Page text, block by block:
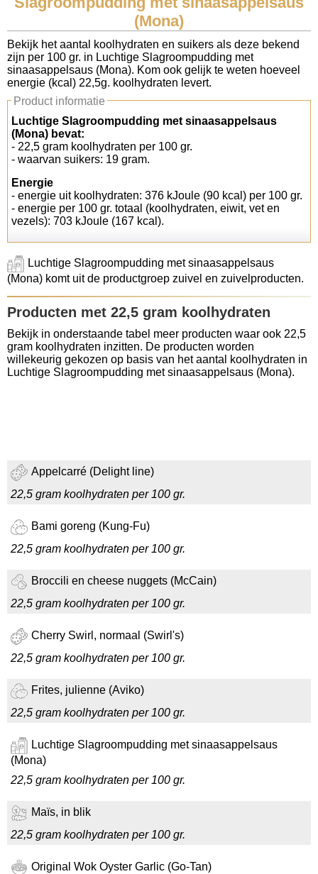
Links
(Mona)
Bekijk het aantal koolhydraten en suikers als deze bekend
zijn per 100 gr. in Luchtige Slagroompudding met
sinaasappelsaus (Mona). Kom ook gelijk te weten hoeveel
energie (kcal) 22,5g. koolhydraten levert.
Product informatie
Luchtige Slagroompudding met sinaasappelsaus
(Mona) bevat:
- 22,5 gram koolhydraten per 100 gr.
- waarvan suikers: 19 gram.
Energie
- energie uit koolhydraten: 376 kJoule (90 kcal) per 100 gr.
- energie per 100 gr. totaal (koolhydraten, eiwit, vet en
vezels): 703 kJoule (167 kcal).
Luchtige Slagroompudding met sinaasappelsaus
(Mona) komt uit de productgroep zuivel en zuivelproducten.
Producten met 22,5 gram koolhydraten
Bekijk in onderstaande tabel meer producten waar ook 22,5
gram koolhydraten inzitten. De producten worden
willekeurig gekozen op basis van het aantal koolhydraten in
Luchtige Slagroompudding met sinaasappelsaus (Mona).
Appelcarré (Delight line)
22,5 gram koolhydraten per 100 gr.
Bami goreng (Kung-Fu)
22,5 gram koolhydraten per 100 gr.
Broccili en cheese nuggets (McCain)
22,5 gram koolhydraten per 100 gr.
Cherry Swirl, normaal (Swirl's)
22,5 gram koolhydraten per 100 gr.
Frites, julienne (Aviko)
22,5 gram koolhydraten per 100 gr.
Luchtige Slagroompudding met sinaasappelsaus
(Mona)
22,5 gram koolhydraten per 100 gr.
Maïs, in blik
22,5 gram koolhydraten per 100 gr.
Original Wok Oyster Garlic (Go-Tan)